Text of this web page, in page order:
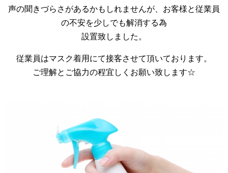
声の聞きづらさがあるかもしれませんが、お客様と従業員
の不安を少しでも解消する為
設置致しました。
従業員はマスク着用にて接客させて頂いております。
ご理解とご協力の程宜しくお願い致します☆